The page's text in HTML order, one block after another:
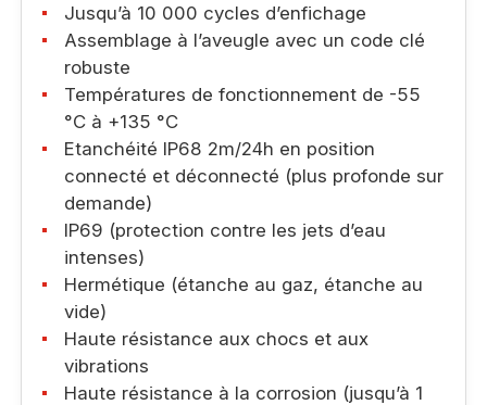
Jusqu’à 10 000 cycles d’enfichage
Assemblage à l’aveugle avec un code clé
robuste
Températures de fonctionnement de -55
°C à +135 °C
Etanchéité IP68 2m/24h en position
connecté et déconnecté (plus profonde sur
demande)
IP69 (protection contre les jets d’eau
intenses)
Hermétique (étanche au gaz, étanche au
vide)
Haute résistance aux chocs et aux
vibrations
Haute résistance à la corrosion (jusqu’à 1